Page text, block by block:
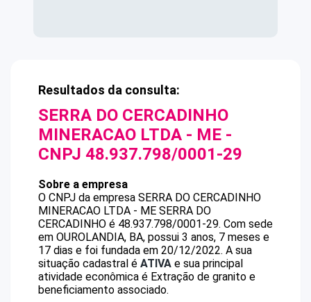
Resultados da consulta:
SERRA DO CERCADINHO
MINERACAO LTDA - ME -
CNPJ 48.937.798/0001-29
Sobre a empresa
O CNPJ da empresa SERRA DO CERCADINHO
MINERACAO LTDA - ME SERRA DO
CERCADINHO é 48.937.798/0001-29. Com sede
em OUROLANDIA, BA, possui 3 anos, 7 meses e
17 dias e foi fundada em 20/12/2022. A sua
situação cadastral é ATIVA e sua principal
atividade econômica é Extração de granito e
beneficiamento associado.